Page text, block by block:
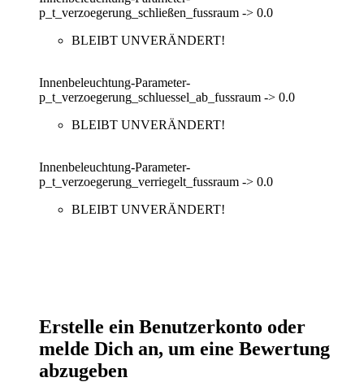
p_t_verzoegerung_schließen_fussraum -> 0.0
BLEIBT UNVERÄNDERT!
Innenbeleuchtung-Parameter-
p_t_verzoegerung_schluessel_ab_fussraum -> 0.0
BLEIBT UNVERÄNDERT!
Innenbeleuchtung-Parameter-
p_t_verzoegerung_verriegelt_fussraum -> 0.0
BLEIBT UNVERÄNDERT!
Erstelle ein Benutzerkonto oder
melde Dich an, um eine Bewertung
abzugeben